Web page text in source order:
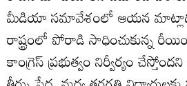
మీడియా సమావేశంలో ఆయన
రాష్ట్రంలో పోరాడి సాధించుకున్న
కాంగ్రెస్‌ ప్రభుత్వం నిర్వీర్యం